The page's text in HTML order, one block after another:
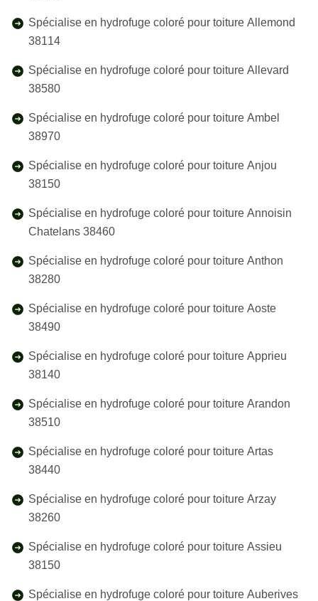
Spécialise en hydrofuge coloré pour toiture Allemond
38114
Spécialise en hydrofuge coloré pour toiture Allevard
38580
Spécialise en hydrofuge coloré pour toiture Ambel
38970
Spécialise en hydrofuge coloré pour toiture Anjou
38150
Spécialise en hydrofuge coloré pour toiture Annoisin
Chatelans 38460
Spécialise en hydrofuge coloré pour toiture Anthon
38280
Spécialise en hydrofuge coloré pour toiture Aoste
38490
Spécialise en hydrofuge coloré pour toiture Apprieu
38140
Spécialise en hydrofuge coloré pour toiture Arandon
38510
Spécialise en hydrofuge coloré pour toiture Artas
38440
Spécialise en hydrofuge coloré pour toiture Arzay
38260
Spécialise en hydrofuge coloré pour toiture Assieu
38150
Spécialise en hydrofuge coloré pour toiture Auberives